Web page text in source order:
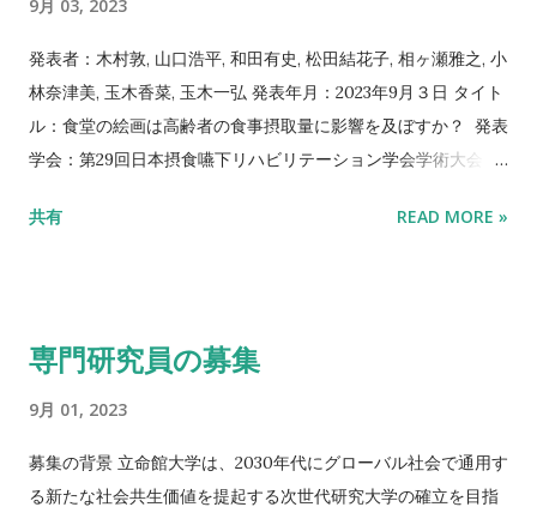
創造に心理学は貢献しつつある。その一方，美食についての心
理学的研究については今後方法論も含めて検討する必要があ
る。その手がかりとして，本稿では料理人と食ジャーナリス
ト，心理学者の美食についての対談を掲載する。 Abstract:
Psychology has long been deeply intertwined with the arts
One important reason for this oversight is that food has
attention of chefs and consumers and to influence
common factors, including multisensory experiences,...
9月 03, 2023
発表者：木村敦, 山口浩平, 和田有史, 松田結花子, 相ヶ瀬雅之, 小
林奈津美, 玉木香菜, 玉木一弘 発表年月：2023年9月３日 タイト
ル：食堂の絵画は高齢者の食事摂取量に影響を及ぼすか？ 発表
学会：第29回日本摂食嚥下リハビリテーション学会学術大会 発
共有 READ MORE »
専門研究員の募集
9月 01, 2023
募集の背景 ⽴命館⼤学は、2030年代にグローバル社会で通⽤す
る新たな社会共⽣価値を提起する次世代研究⼤学の確⽴を⽬指